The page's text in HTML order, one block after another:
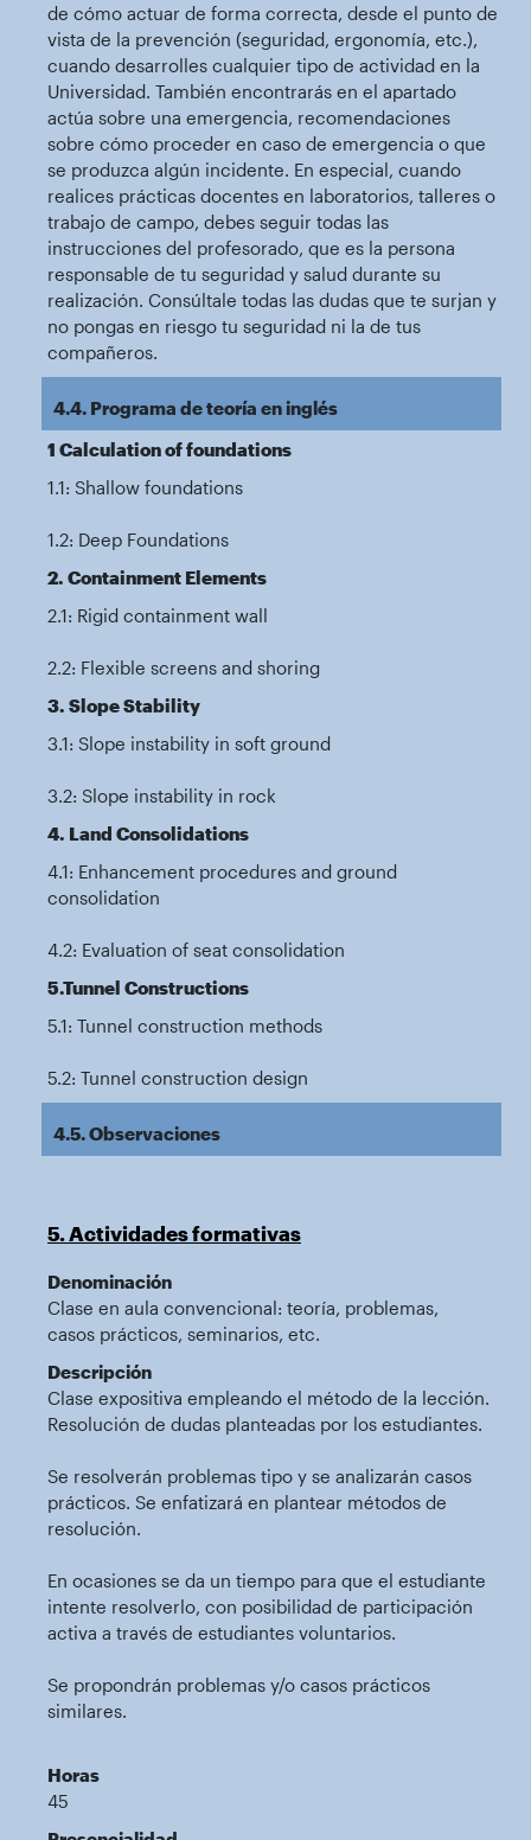
de cómo actuar de forma correcta, desde el punto de
vista de la prevención (seguridad, ergonomía, etc.),
cuando desarrolles cualquier tipo de actividad en la
Universidad. También encontrarás en el apartado
actúa sobre una emergencia, recomendaciones
sobre cómo proceder en caso de emergencia o que
se produzca algún incidente. En especial, cuando
realices prácticas docentes en laboratorios, talleres o
trabajo de campo, debes seguir todas las
instrucciones del profesorado, que es la persona
responsable de tu seguridad y salud durante su
realización. Consúltale todas las dudas que te surjan y
no pongas en riesgo tu seguridad ni la de tus
compañeros.
4.4. Programa de teoría en inglés
1 Calculation of foundations
1.1: Shallow foundations
1.2: Deep Foundations
2. Containment Elements
2.1: Rigid containment wall
2.2: Flexible screens and shoring
3. Slope Stability
3.1: Slope instability in soft ground
3.2: Slope instability in rock
4. Land Consolidations
4.1: Enhancement procedures and ground
consolidation
4.2: Evaluation of seat consolidation
5.Tunnel Constructions
5.1: Tunnel construction methods
5.2: Tunnel construction design
4.5. Observaciones
5. Actividades formativas
Denominación
Clase en aula convencional: teoría, problemas,
casos prácticos, seminarios, etc.
Descripción
Clase expositiva empleando el método de la lección.
Resolución de dudas planteadas por los estudiantes.
Se resolverán problemas tipo y se analizarán casos
prácticos. Se enfatizará en plantear métodos de
resolución.
En ocasiones se da un tiempo para que el estudiante
intente resolverlo, con posibilidad de participación
activa a través de estudiantes voluntarios.
Se propondrán problemas y/o casos prácticos
similares.
Horas
45